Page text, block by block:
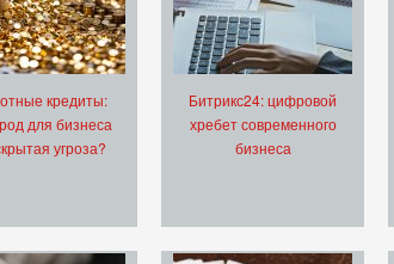
кредиты:
для бизнеса
угроза?
Битрикс24: цифровой
хребет современного
бизнеса